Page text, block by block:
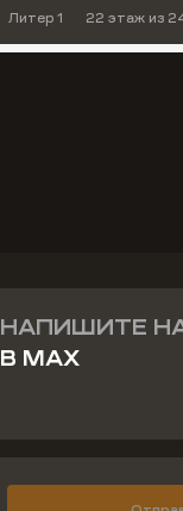
Литер 1
22 этаж из
НАПИШИТЕ
В MAX